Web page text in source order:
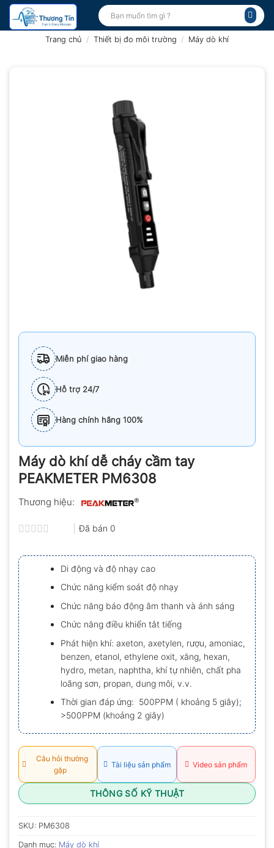
Bỏ
qua
Tìm
kiếm:
Trang chủ / Thiết bị đo môi trường / Máy dò khí
Miễn phí giao hàng
Hỗ trợ 24/7
Hàng chính hãng 100%
Máy dò khí dễ cháy cầm tay
PEAKMETER PM6308
Thương hiệu:
xếp
hạng
0.0
5
sao
Đã bán 0
Di động và độ nhạy cao
Chức năng kiểm soát độ nhạy
Chức năng báo động âm thanh và ánh sáng
Chức năng điều khiển tắt tiếng
Phát hiện khí: axeton, axetylen, rượu, amoniac,
benzen, etanol, ethylene oxit, xăng, hexan,
hydro, metan, naphtha, khí tự nhiên, chất pha
loãng sơn, propan, dung môi, v.v.
Thời gian đáp ứng: 500PPM ( khoảng 5 giây);
>500PPM (khoảng 2 giây)
Câu hỏi thường
gặp
Tài liệu sản phẩm Video sản phẩm
THÔNG SỐ KỸ THUẬT
SKU: PM6308
Danh mục: Máy dò khí